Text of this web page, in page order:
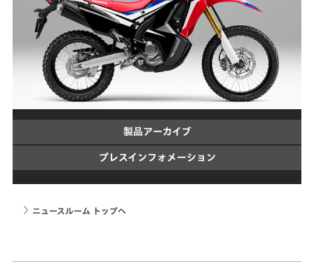
製品アーカイブ
プレスインフォメーション
ニュースルーム トップへ